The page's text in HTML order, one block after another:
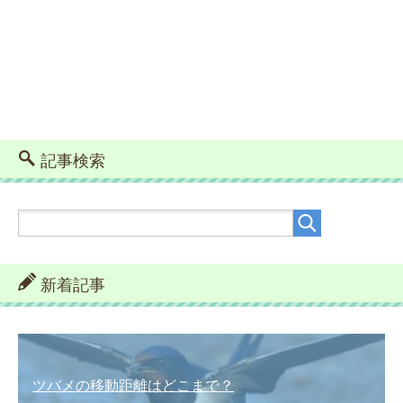
記事検索
新着記事
ツバメの移動距離はどこまで？